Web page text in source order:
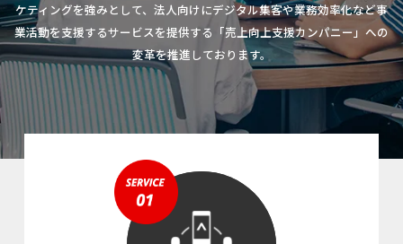
ケティングを強みとして、法人向けにデジタル集客や業務効率化など事
業活動を支援するサービスを提供する「売上向上支援カンパニー」への
変革を推進しております。